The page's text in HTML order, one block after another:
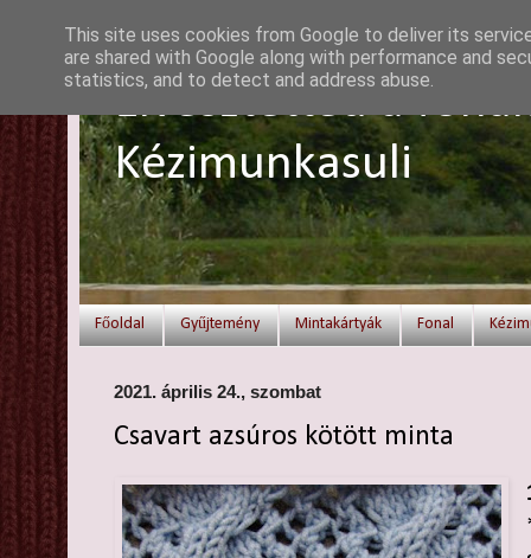
Elvesztetted a
Kézimunkasuli
Főoldal Gyűjtemény Mintakártyák Fonal
2021. április 24., szombat
Csavart azsúros kötött minta
This site uses cookies from Google to deliver its
are shared with Google along with performance and
statistics, and to detect and address abuse.